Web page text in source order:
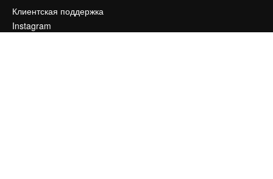
Клиентская поддержка
Instagram